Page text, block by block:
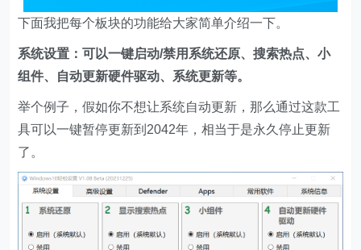
下面我把每个板块的功能给大家简单介绍一下。
系统设置：可以一键启动/禁用系统还原、搜索热点、小
组件、自动更新硬件驱动、系统更新等。
举个例子，假如你不想让系统自动更新，那么通过这款工
具可以一键暂停更新到2042年，相当于是永久停止更新
了。